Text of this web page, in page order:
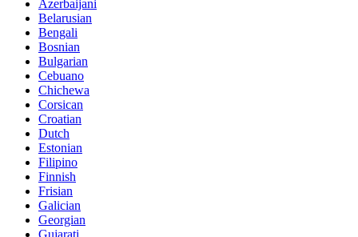
Azerbaijani
Belarusian
Bengali
Bosnian
Bulgarian
Cebuano
Chichewa
Corsican
Croatian
Dutch
Estonian
Filipino
Finnish
Frisian
Galician
Georgian
Gujarati